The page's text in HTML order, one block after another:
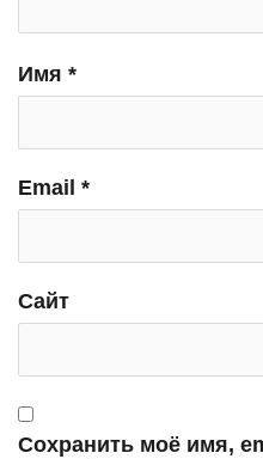
Имя *
Email *
Сайт
Сохранить моё имя,